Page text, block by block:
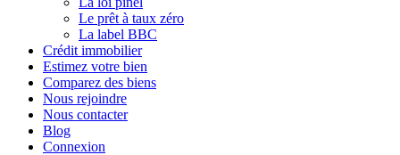
Le prêt à taux zéro
La label BBC
Crédit immobilier
Estimez votre bien
Comparez des biens
Nous rejoindre
Nous contacter
Blog
Connexion